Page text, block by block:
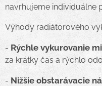
navrhujeme individuálne
Výhody radiátorového
- Rýchle vykurovanie
za krátky čas a rýchlo
- Nižšie obstarávacie